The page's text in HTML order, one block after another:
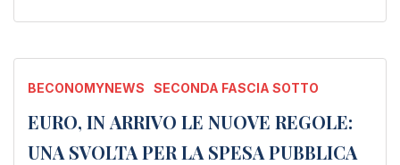
BECONOMYNEWS SECONDA FASCIA SOTTO
EURO, IN ARRIVO LE NUOVE REGOLE:
UNA SVOLTA PER LA SPESA PUBBLICA